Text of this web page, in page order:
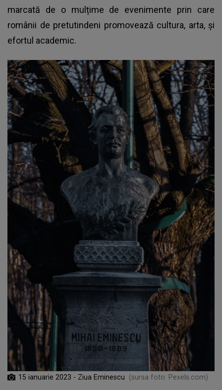
marcată de o mulțime de evenimente prin care
românii de pretutindeni promovează cultura, arta, și
efortul academic.
15 ianuarie 2023 - Ziua Eminescu (sursa foto: Pexels.com)